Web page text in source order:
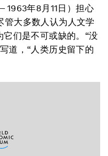
1963年8月11日）担心
管大多数人认为人文学
它们是不可或缺的。“没
道，“人类历史留下的